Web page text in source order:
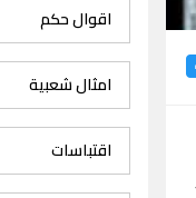
اقوال حكم
امثال شعبية
اقتباسات